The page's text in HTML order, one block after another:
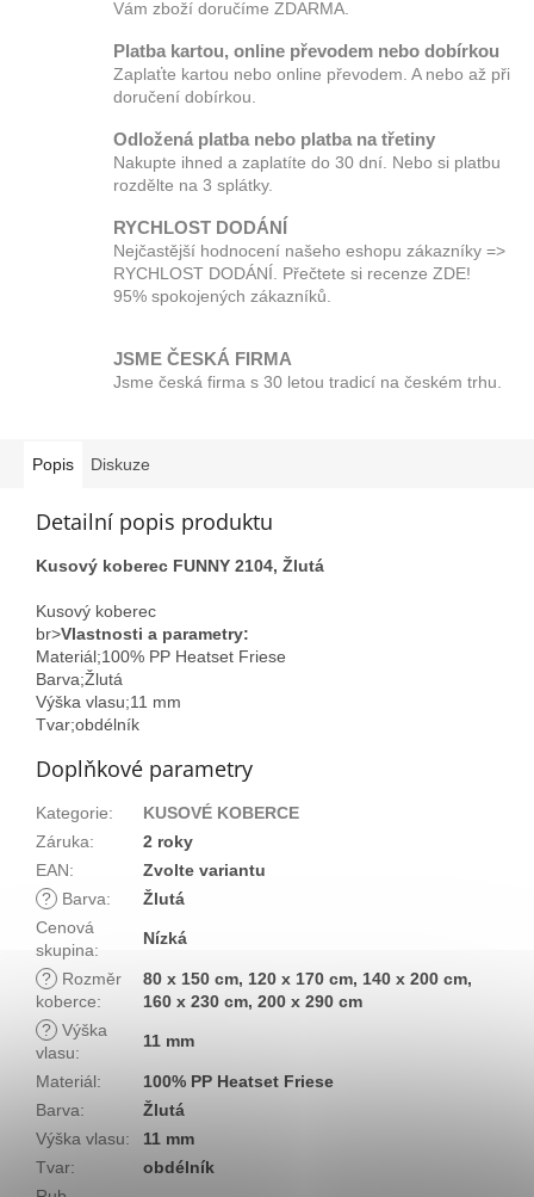
Vám zboží doručíme ZDARMA.
Platba kartou, online převodem nebo dobírkou
Zaplaťte kartou nebo online převodem. A nebo až při
doručení dobírkou.
Odložená platba nebo platba na třetiny
Nakupte ihned a zaplatíte do 30 dní. Nebo si platbu
rozdělte na 3 splátky.
RYCHLOST DODÁNÍ
Nejčastější hodnocení našeho eshopu zákazníky =>
RYCHLOST DODÁNÍ. Přečtete si recenze ZDE!
95% spokojených zákazníků.
JSME ČESKÁ FIRMA
Jsme česká firma s 30 letou tradicí na českém trhu.
Popis Diskuze
Detailní popis produktu
Kusový koberec FUNNY 2104, Žlutá
Kusový koberec
br>Vlastnosti a parametry:
Materiál;100% PP Heatset Friese
Barva;Žlutá
Výška vlasu;11 mm
Tvar;obdélník
Doplňkové parametry
Kategorie:
KUSOVÉ KOBERCE
Záruka:
2 roky
EAN:
Zvolte variantu
?
Barva:
Žlutá
Cenová
skupina:
Nízká
?
Rozměr
koberce:
80 x 150 cm, 120 x 170 cm, 140 x 200 cm,
160 x 230 cm, 200 x 290 cm
? Výška
vlasu:
11 mm
Materiál:
100% PP Heatset Friese
Barva:
Žlutá
Výška vlasu:
11 mm
Tvar:
obdélník